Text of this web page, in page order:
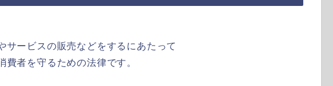
サービスの販売などをするにあたって
費者を守るための法律です。